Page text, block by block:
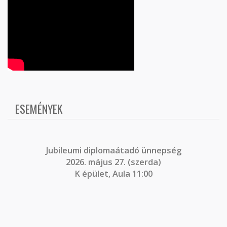
ESEMÉNYEK
Jubileumi diplomaátadó ünnepség
2026. május 27. (szerda)
K épület, Aula 11:00